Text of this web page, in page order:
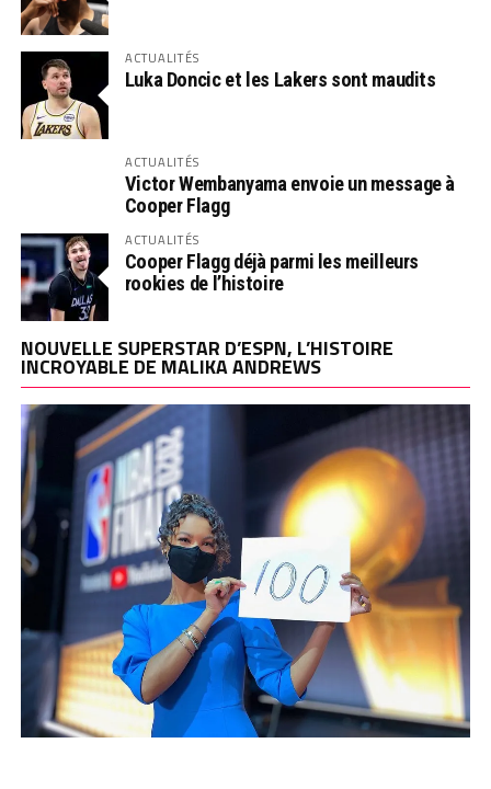
ACTUALITÉS
Luka Doncic et les Lakers sont maudits
ACTUALITÉS
Victor Wembanyama envoie un message à
Cooper Flagg
ACTUALITÉS
Cooper Flagg déjà parmi les meilleurs
rookies de l’histoire
NOUVELLE SUPERSTAR D’ESPN, L’HISTOIRE
INCROYABLE DE MALIKA ANDREWS